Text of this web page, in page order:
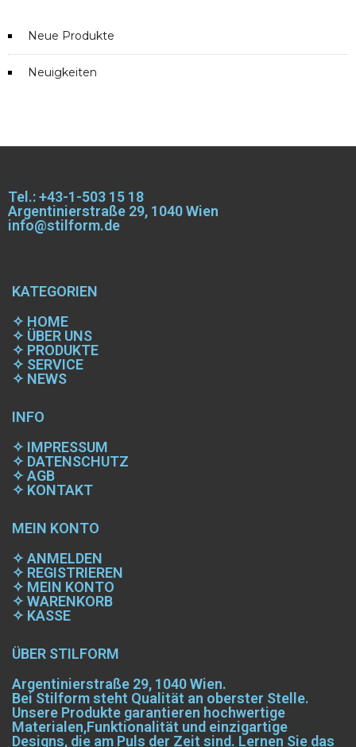
Neue Produkte
Neuigkeiten
Tel.: +43-1-503 15 18
Argentinierstraße 29, 1040 Wien
info@stilform.de
KATEGORIEN
✧ HOME
✧ ÜBER UNS
✧ PRODUKTE
✧ SERVICE
✧ NEWS
INFO
✧ IMPRESSUM
✧ DATENSCHUTZ
✧ AGB
✧ KONTAKT
MEIN KONTO
✧ ANMELDEN
✧ REGISTRIEREN
✧ MEIN KONTO
✧ WARENKORB
✧ KASSE
ÜBER STILFORM
Argentinierstraße 29, 1040 Wien.
Bei Stilform steht Qualität an oberster Stelle.
Unsere Produkte garantieren hochwertige
Materialen,Funktionalität und einzigartige
Designs, die am Puls der Zeit sind. Lernen Sie das